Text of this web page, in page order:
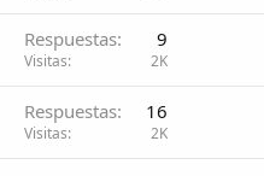
Respuestas 9
Visitas 2K
Respuestas 16
Visitas 2K